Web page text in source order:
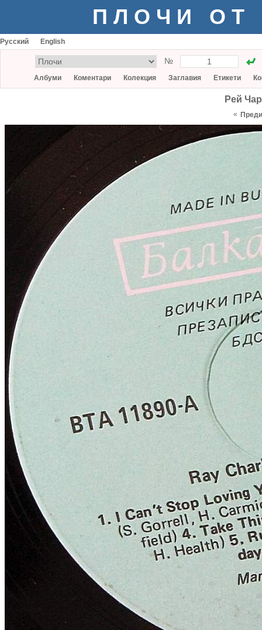
ПЛОЧИ ОТ
Русский English
№
Албуми Коментари Колекция Заглавия Етикети
Рей
«